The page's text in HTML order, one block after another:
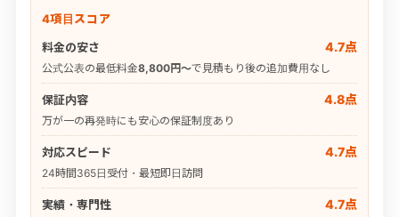
4項目スコア
料金の安さ
4.7点
公式公表の最低料金8,800円〜で見積もり後の追加費用なし
保証内容 4.8点
万が一の再発時にも安心の保証制度あり
対応スピード 4.7点
24時間365日受付・最短即日訪問
実績・専門性 4.7点